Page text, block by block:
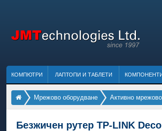
КОМПЮТРИ ЛАПТОПИ И ТАБЛЕТИ
Мрежово оборудване Активно
Безжичен рутер TP-LINK